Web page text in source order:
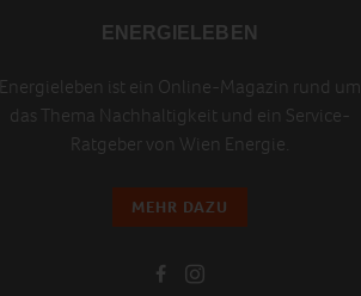
ENERGIELEBEN
Energieleben ist ein Online-Magazin rund um
das Thema Nachhaltigkeit und ein Service-
Ratgeber von Wien Energie.
MEHR DAZU